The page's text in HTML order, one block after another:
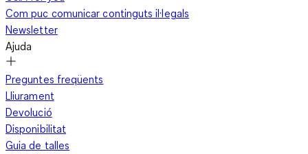
Com puc comunicar continguts il·legals
Newsletter
Ajuda
Preguntes freqüents
Lliurament
Devolució
Disponibilitat
Guia de talles